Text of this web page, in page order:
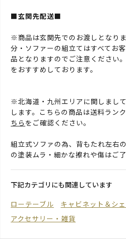
■玄関先配送■
※商品は玄関先でのお渡しとなり
分・ソファーの組立てはすべてお
品となりますのでご注意ください
をおすすめしております。
※北海道・九州エリアに関しまし
します。こちらの商品は送料ラン
ちら をご確認ください。
組立式ソファの為、背もたれ左右
の塗装ムラ・細かな擦れや傷はご了
下記カテゴリにも関連しています
ローテーブル
キャビネット＆シ
アクセサリー・雑貨